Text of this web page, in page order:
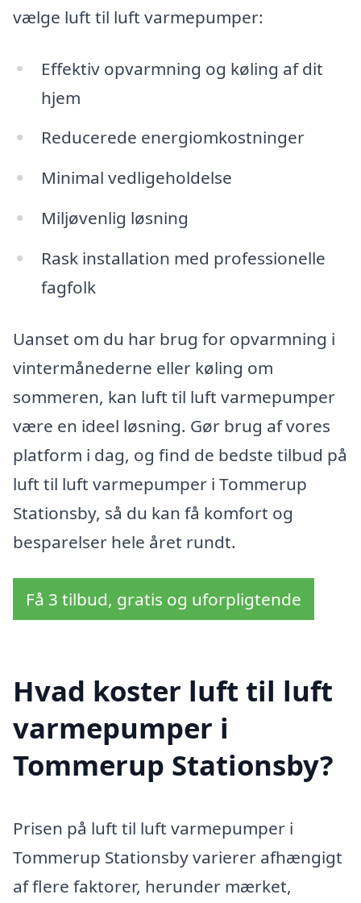
vælge luft til luft varmepumper:
Effektiv opvarmning og køling af dit
hjem
Reducerede energiomkostninger
Minimal vedligeholdelse
Miljøvenlig løsning
Rask installation med professionelle
fagfolk
Uanset om du har brug for opvarmning i
vintermånederne eller køling om
sommeren, kan luft til luft varmepumper
være en ideel løsning. Gør brug af vores
platform i dag, og find de bedste tilbud på
luft til luft varmepumper i Tommerup
Stationsby, så du kan få komfort og
besparelser hele året rundt.
Få 3 tilbud, gratis og uforpligtende
Hvad koster luft til luft
varmepumper i
Tommerup Stationsby?
Prisen på luft til luft varmepumper i
Tommerup Stationsby varierer afhængigt
af flere faktorer, herunder mærket,